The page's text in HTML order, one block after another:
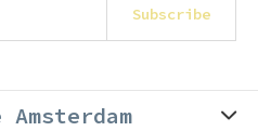
Subscribe